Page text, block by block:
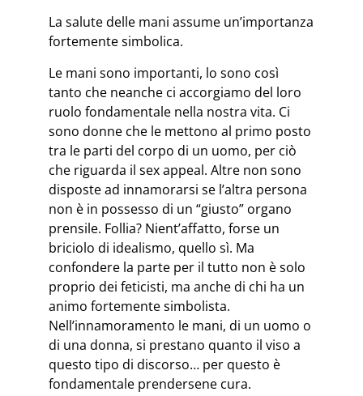
La salute delle mani assume un’importanza
fortemente simbolica.
Le mani sono importanti, lo sono così
tanto che neanche ci accorgiamo del loro
ruolo fondamentale nella nostra vita. Ci
sono donne che le mettono al primo posto
tra le parti del corpo di un uomo, per ciò
che riguarda il sex appeal. Altre non sono
disposte ad innamorarsi se l’altra persona
non è in possesso di un “giusto” organo
prensile. Follia? Nient’affatto, forse un
briciolo di idealismo, quello sì. Ma
confondere la parte per il tutto non è solo
proprio dei feticisti, ma anche di chi ha un
animo fortemente simbolista.
Nell’innamoramento le mani, di un uomo o
di una donna, si prestano quanto il viso a
questo tipo di discorso… per questo è
fondamentale prendersene cura.